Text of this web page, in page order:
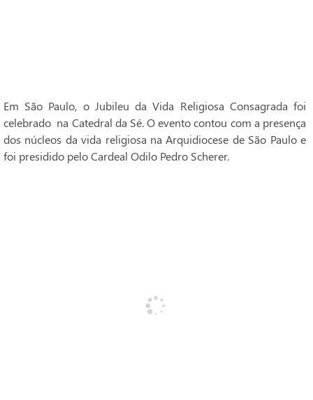
Em São Paulo, o Jubileu da Vida Religiosa Consagrada foi
celebrado na Catedral da Sé. O evento contou com a presença
dos núcleos da vida religiosa na Arquidiocese de São Paulo e
foi presidido pelo Cardeal Odilo Pedro Scherer.